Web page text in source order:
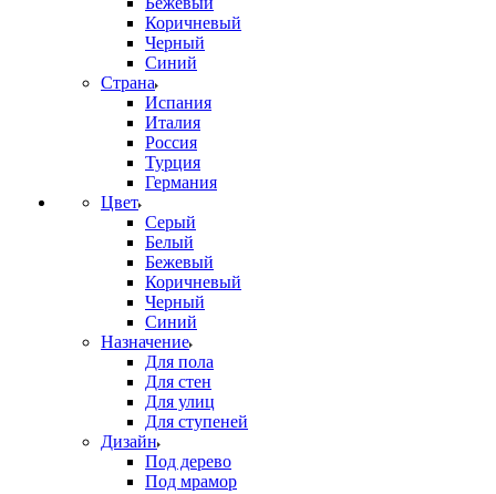
Коричневый
Черный
Синий
Страна
Испания
Италия
Россия
Турция
Германия
Цвет
Серый
Белый
Бежевый
Коричневый
Черный
Синий
Назначение
Для пола
Для стен
Для улиц
Для ступеней
Дизайн
Под дерево
Под мрамор